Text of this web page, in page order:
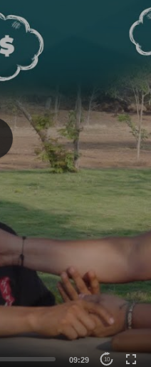
09:29 10